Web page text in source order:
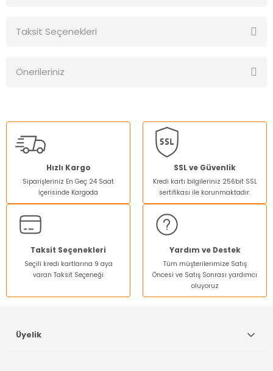
Taksit Seçenekleri
Önerileriniz
kullanarak tarafımıza iletebilirsiniz.
Görüş ve önerileriniz için teşekkür ederiz.
Ürün resmi kalitesiz, bozuk veya görüntülenemiyor.
Ürün açıklamasında eksik bilgiler bulunuyor.
Ürün bilgilerinde hatalar bulunuyor.
Ürün fiyatı diğer sitelerden daha pahalı.
Bu ürüne benzer farklı alternatifler olmalı.
Hızlı Kargo
Siparişleriniz En Geç 24 Saat
İçerisinde Kargoda
SSL ve Güvenlik
Kredi kartı bilgileriniz 256bit SSL
sertifikası ile korunmaktadır.
Taksit Seçenekleri
Seçili kredi kartlarına 9 aya
varan Taksit Seçeneği
Yardım ve Destek
Tüm müşterilerimize Satış
Öncesi ve Satış Sonrası yardımcı
oluyoruz
Üyelik